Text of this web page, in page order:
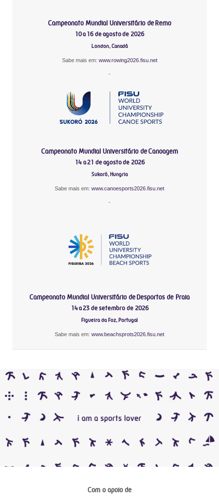
Campeonato Mundial Universitário de Remo
10 a 16 de agosto de 2026
London, Canadá
Sabe mais em: www.rowing2026.fisu.net
-
Campeonato Mundial Universitário de Canoagem
14 a 21 de agosto de 2026
Sukoró, Hungria
Sabe mais em: www.canoesports2026.fisu.net
-
Campeonato Mundial Universitário de Desportos de Praia
14 a 23 de setembro de 2026
Figueira da Foz, Portugal
Sabe mais em: www.beachsprots2026.fisu.net
Com o apoio de